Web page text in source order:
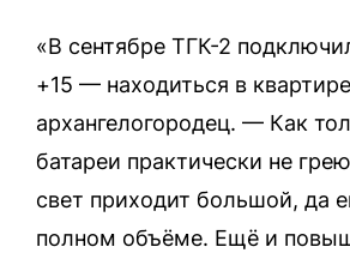
«В сентябре ТГК-2
+15 — находиться в
архангелогородец. — Как
батареи практически не
свет приходит большой, да
полном объёме. Ещё и